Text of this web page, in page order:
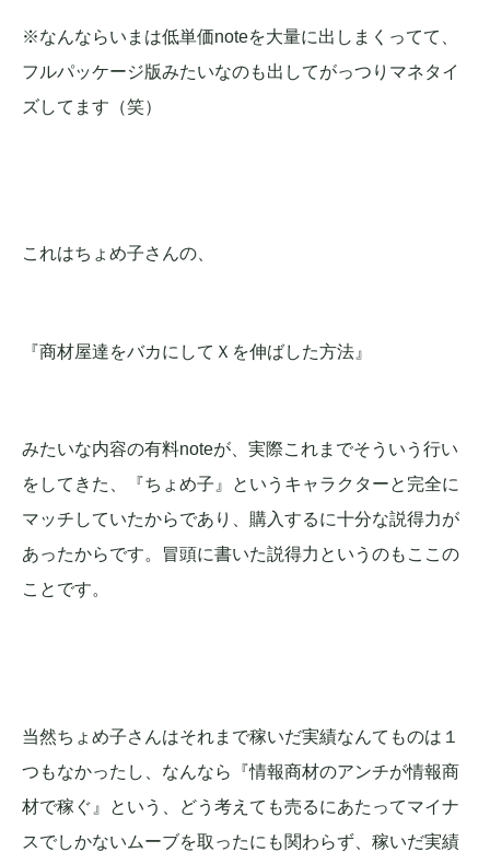
※なんならいまは低単価noteを大量に出しまくってて、
フルパッケージ版みたいなのも出してがっつりマネタイ
ズしてます（笑）
これはちょめ子さんの、
『商材屋達をバカにしてＸを伸ばした方法』
みたいな内容の有料noteが、実際これまでそういう行い
をしてきた、『ちょめ子』というキャラクターと完全に
マッチしていたからであり、購入するに十分な説得力が
あったからです。冒頭に書いた説得力というのもここの
ことです。
当然ちょめ子さんはそれまで稼いだ実績なんてものは１
つもなかったし、なんなら『情報商材のアンチが情報商
材で稼ぐ』という、どう考えても売るにあたってマイナ
スでしかないムーブを取ったにも関わらず、稼いだ実績